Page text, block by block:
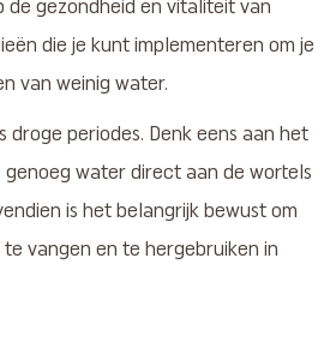
de gezondheid en vitaliteit van
die je kunt implementeren om je
van weinig water.
periodes. Denk eens aan het
water direct aan de wortels
is het belangrijk bewust om
vangen en te hergebruiken in